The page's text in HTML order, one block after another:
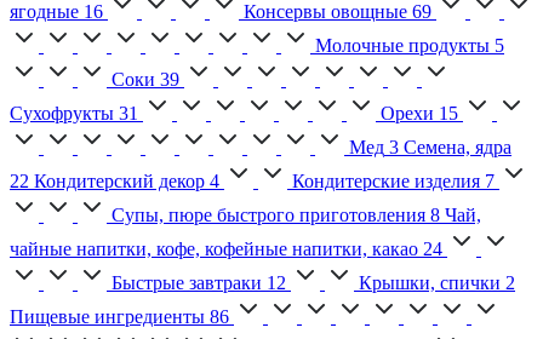
ягодные 16 Консервы овощные 69
Молочные продукты 5
Соки 39
Сухофрукты 31 Орехи 15
Мед 3 Семена, ядра
22 Кондитерский декор 4 Кондитерские изделия 7
Супы, пюре быстрого приготовления 8 Чай,
чайные напитки, кофе, кофейные напитки, какао 24
Быстрые завтраки 12 Крышки, спички 2
Пищевые ингредиенты 86